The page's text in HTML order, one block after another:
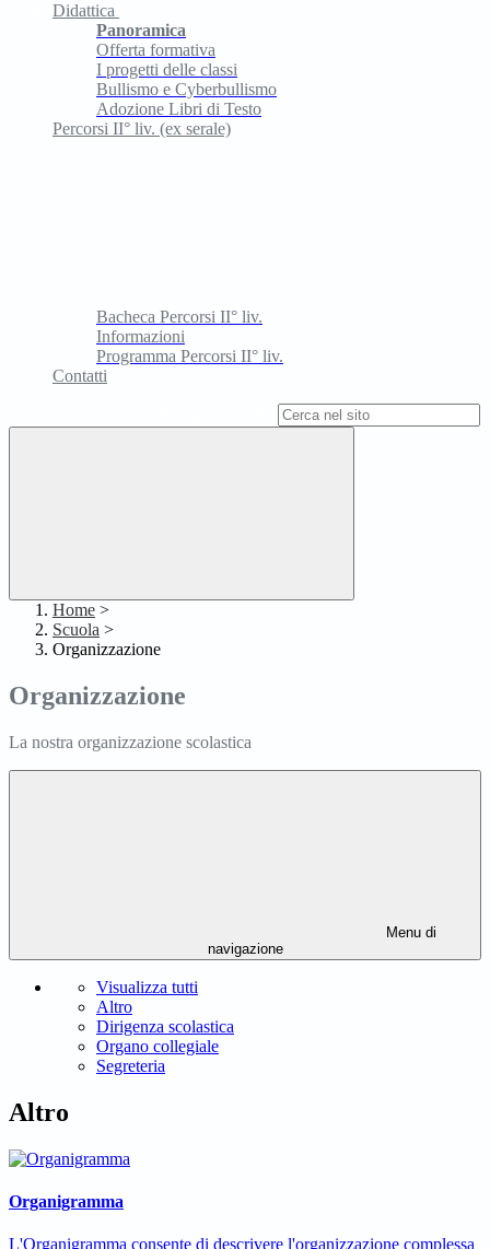
Didattica
Panoramica
Offerta formativa
I progetti delle classi
Bullismo e Cyberbullismo
Adozione Libri di Testo
Percorsi II° liv. (ex serale)
Bacheca Percorsi II° liv.
Informazioni
Programma Percorsi II° liv.
Contatti
Home >
Scuola >
Organizzazione
Organizzazione
La nostra organizzazione scolastica
Menu di
navigazione
Visualizza tutti
Altro
Dirigenza scolastica
Organo collegiale
Segreteria
Altro
Organigramma
L'Organigramma consente di descrivere l'organizzazione complessa